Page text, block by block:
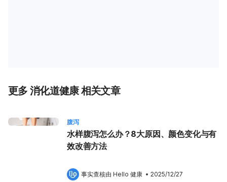
更多 消化道健康 相关文章
腹泻
水样腹泻怎么办？8大原因、颜色变化与有
效改善方法
事实查核由 Hello 健康 • 2025/12/27